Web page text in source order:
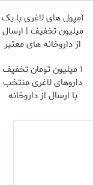
آمپول های لاغری با یک
میلیون تخفیف | ارسال
از داروخانه های معتبر
۱ میلیون تومان تخفیف
داروهای لاغری منتخب
با ارسال از داروخانه